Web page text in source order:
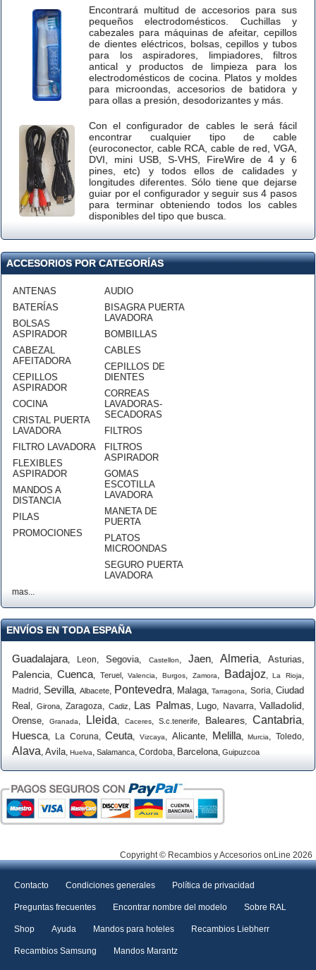
Encontrará multitud de accesorios para sus
pequeños electrodomésticos. Cuchillas y
cabezales para máquinas de afeitar, cepillos
de dientes eléctricos, bolsas, cepillos y tubos
para los aspiradores, limpiadores, filtros
antical y productos de limpieza para los
electrodomésticos de cocina. Platos y moldes
para microondas, accesorios de batidora y
para ollas a presión, desodorizantes y más.
Con el configurador de cables le será fácil
encontrar cualquier tipo de cable
(euroconector, cable RCA, cable de red, VGA,
DVI, mini USB, S-VHS, FireWire de 4 y 6
pines, etc) y todos ellos de calidades y
longitudes diferentes. Sólo tiene que dejarse
guiar por el configurador y seguir sus 4 pasos
para terminar obteniendo todos los cables
disponibles del tipo que busca.
ACCESORIOS POR CATEGORÍAS
ANTENAS
BATERÍAS
BOLSAS
ASPIRADOR
CABEZAL
AFEITADORA
CEPILLOS
ASPIRADOR
COCINA
CRISTAL PUERTA
LAVADORA
FILTRO LAVADORA
FLEXIBLES
ASPIRADOR
MANDOS A
DISTANCIA
PILAS
PROMOCIONES
AUDIO
BISAGRA PUERTA
LAVADORA
BOMBILLAS
CABLES
CEPILLOS DE
DIENTES
CORREAS
LAVADORAS-
SECADORAS
FILTROS
FILTROS
ASPIRADOR
GOMAS
ESCOTILLA
LAVADORA
MANETA DE
PUERTA
PLATOS
MICROONDAS
SEGURO PUERTA
LAVADORA
mas...
ENVÍOS EN TODA ESPAÑA
Guadalajara, Leon,Segovia, Castellon, Jaen, Almeria,Asturias,
Palencia, Cuenca, Teruel,Valencia, Burgos, Zamora, Badajoz,La Rioja,
Madrid , Sevilla, Albacete, Pontevedra, Malaga,Tarragona, Soria,Ciudad
Real , Girona, Zaragoza, Cadiz, Las Palmas, Lugo, Navarra, Valladolid,
Orense, Granada, Lleida, Caceres,S.c.tenerife, Baleares,Cantabria,
Huesca, La Coruna,Ceuta, Vizcaya, Alicante, Melilla,Murcia, Toledo,
Alava, Avila, Huelva, Salamanca, Cordoba, Barcelona, Guipuzcoa
Copyright © Recambios y Accesorios onLine 2026
Contacto Condiciones generales Política de privacidad
Preguntas frecuentes Encontrar nombre del modelo Sobre RAL
Shop Ayuda Mandos para hoteles Recambios Liebherr
Recambios Samsung Mandos Marantz